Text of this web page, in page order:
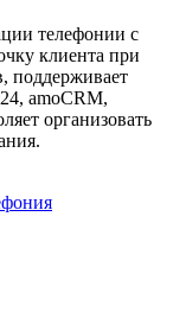
телефонии с
клиента при
поддерживает
amoCRM,
организовать